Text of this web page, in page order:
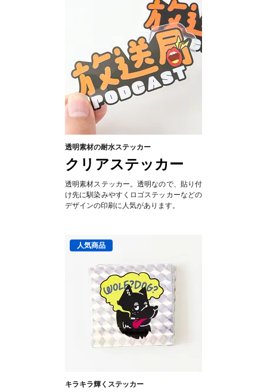
透明素材の耐水ステッカー
クリアステッカー
透明素材ステッカー。透明なので、貼り付
け先に馴染みやすくロゴステッカーなどの
デザインの印刷に人気があります。
キラキラ輝くステッカー